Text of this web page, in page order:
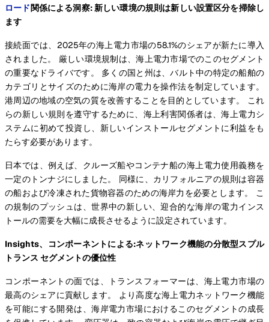
ロード関係による洞察: 新しい環境の規則は新しい設置区分を掃除し
ます
接続面では、2025年の海上電力市場の58.1%のシェアが新たに導入
されました。 厳しい環境規制は、海上電力市場でのこのセグメント
の重要なドライバです。 多くの国と州は、バルト中の特定の船舶の
カテゴリとサイズのために海岸の電力を操作法を制定しています。
港周辺の地域の空気の質を改善することを目的としています。 これ
らの新しい規則を遵守するために、海上利害関係者は、海上電力シ
ステムに初めて投資し、新しいインストールセグメントに利益をも
たらす必要があります。
日本では、例えば、クルーズ船やコンテナ船の海上電力使用義務を
一定のトンナジにしました。 同様に、カリフォルニアの規則は容器
の船および冷凍された貨物容器のための海岸力を必要とします。 こ
の規制のプッシュは、世界中の新しい、迎合的な海岸の電力インス
トールの需要を大幅に成長させるように設定されています。
Insights、コンポーネントによる:ネットワーク機能の分散型スプル
トランス セグメントの優位性
コンポーネントの面では、トランスフォーマーは、海上電力市場の
最高のシェアに貢献します。 より高度な海上電力ネットワーク機能
を可能にする開発は、海岸電力市場におけるこのセグメントの成長